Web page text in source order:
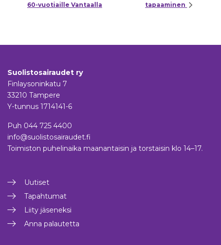
60-vuotiaille Vantaalla
tapaaminen
Suolistosairaudet ry
Finlaysoninkatu 7
33210 Tampere
Y-tunnus 1714141-6
Puh 044 725 4400
info@suolistosairaudet.fi
Toimiston puhelinaika maanantaisin ja torstaisin klo 14–17.
Uutiset
Tapahtumat
Liity jäseneksi
Anna palautetta